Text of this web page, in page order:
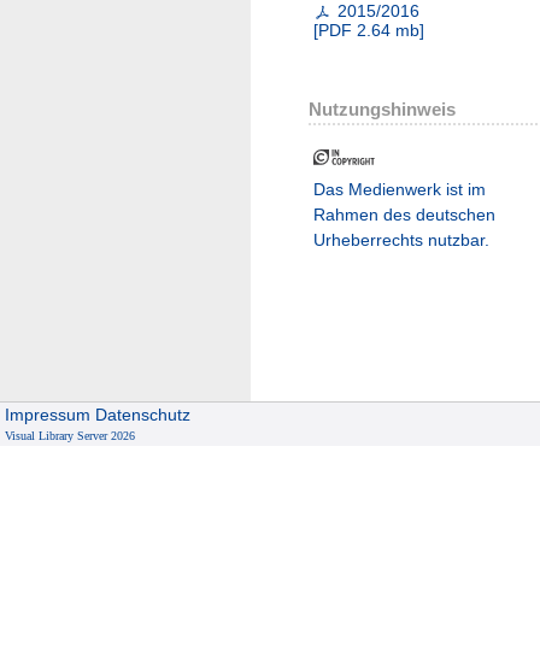
2015/2016
[PDF 2.64 mb]
Nutzungshinweis
Das Medienwerk ist im
Rahmen des deutschen
Urheberrechts nutzbar.
Impressum Datenschutz
Visual Library Server 2026